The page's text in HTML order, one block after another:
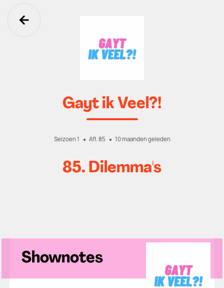
Ga terug
Gayt ik Veel?!
Seizoen 1 Afl. 85 10 maanden geleden
85. Dilemma's
Shownotes